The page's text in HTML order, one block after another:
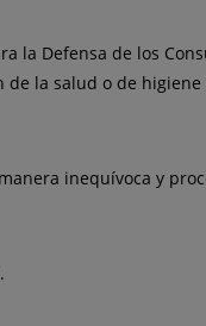
la Defensa de los
la salud o de
inequívoca y